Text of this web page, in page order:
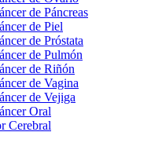
de Páncreas
de Piel
de Próstata
de Pulmón
de Riñón
de Vagina
de Vejiga
Oral
Cerebral